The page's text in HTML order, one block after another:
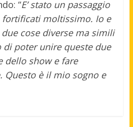
“E’ stato un passaggio
fortificati moltissimo. Io e
cose diverse ma simili
di poter unire queste due
dello show e fare
Questo è il mio sogno e